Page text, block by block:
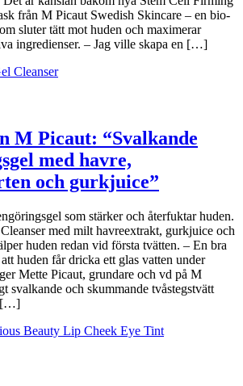
från M Picaut Swedish Skincare – en bio-
sluter tätt mot huden och maximerar
ingredienser. – Jag ville skapa en […]
M Picaut: “Svalkande
med havre,
och gurkjuice”
som stärker och återfuktar huden.
med milt havreextrakt, gurkjuice och
huden redan vid första tvätten. – En bra
huden får dricka ett glas vatten under
Mette Picaut, grundare och vd på M
svalkande och skummande tvåstegstvätt
[…]